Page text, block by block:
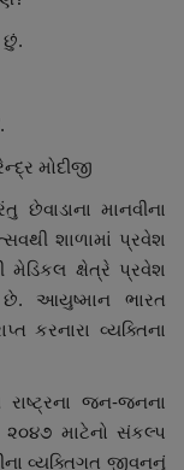
છું.
મોદીજી
માનવીના
શાળામાં પ્રવેશ
મેડિકલ ક્ષેત્રે પ્રવેશ
છે. આયુષ્માન ભારત
કરનારા વ્યક્તિના
જન-જનના
માટેનો સંકલ્પ
વ્યક્તિગત જીવનનું